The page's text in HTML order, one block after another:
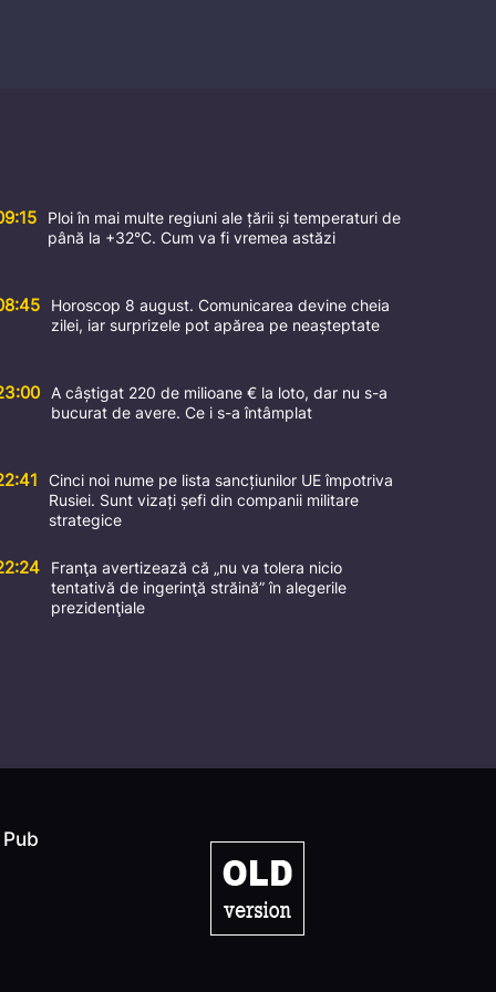
Ploi în mai multe regiuni ale țării și temperaturi de
până la +32°C. Cum va fi vremea astăzi
Horoscop 8 august. Comunicarea devine cheia
zilei, iar surprizele pot apărea pe neașteptate
A câștigat 220 de milioane € la loto, dar nu s-a
bucurat de avere. Ce i s-a întâmplat
Cinci noi nume pe lista sancțiunilor UE împotriva
Rusiei. Sunt vizați șefi din companii militare
strategice
Franţa avertizează că „nu va tolera nicio
tentativă de ingerinţă străină” în alegerile
prezidenţiale
Pub